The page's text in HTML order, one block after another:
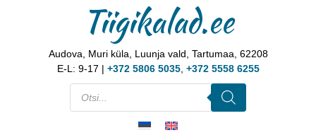
Tiigikalad.ee
Audova, Muri küla, Luunja vald, Tartumaa, 62208
E-L: 9-17 | +372 5806 5035, +372 5558 6255